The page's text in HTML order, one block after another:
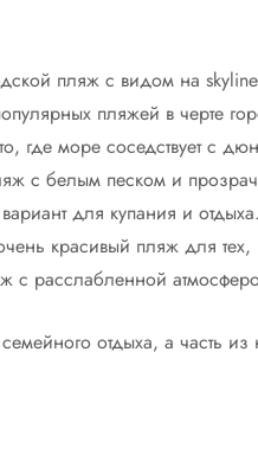
пляж с видом на
пляжей в черте
где море соседствует с
с белым песком и
для купания и отдыха.
красивый пляж для тех,
с расслабленной
отдыха, а часть